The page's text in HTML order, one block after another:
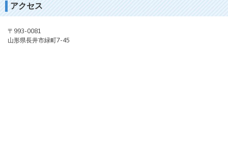
アクセス
〒993-0081
山形県長井市緑町7-45